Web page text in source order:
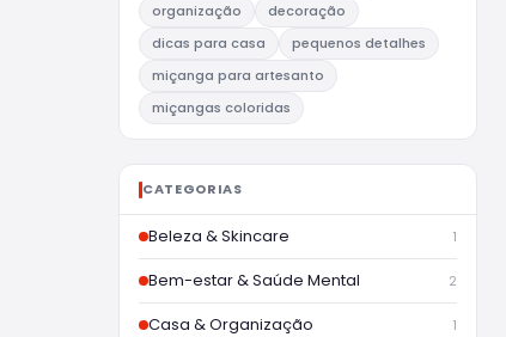
organização
decoração
dicas para casa
pequenos detalhes
miçanga para artesanto
miçangas coloridas
CATEGORIAS
Beleza & Skincare 1
Bem-estar & Saúde Mental 2
Casa & Organização 1